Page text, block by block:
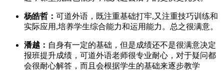
杨皓哲： 可道外语，既注重基础打牢,又注重技巧训练和
实际应用,培养学生综合能力和运用能力。总之很满意。
潘越： 自身有一定的基础，但是成绩还不是很满意决定
报班提升成绩，可道外语老师很专业耐心，对于疑问都
会很耐心解答，而且会根据学生的基础来逐步教学